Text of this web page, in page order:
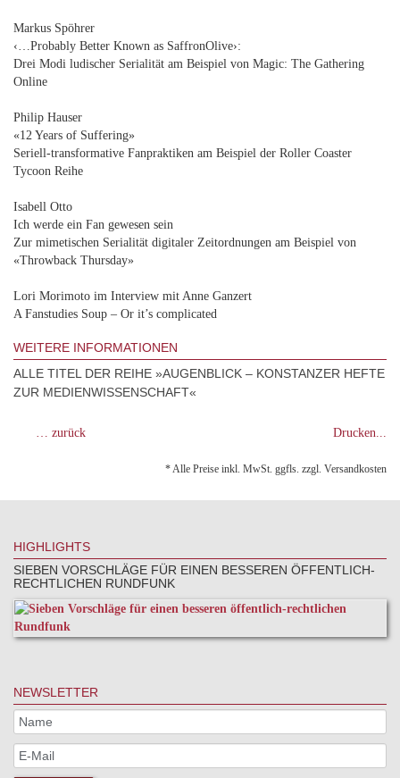
Markus Spöhrer
‹…Probably Better Known as SaffronOlive›:
Drei Modi ludischer Serialität am Beispiel von Magic: The Gathering
Online
Philip Hauser
«12 Years of Suffering»
Seriell-transformative Fanpraktiken am Beispiel der Roller Coaster
Tycoon Reihe
Isabell Otto
Ich werde ein Fan gewesen sein
Zur mimetischen Serialität digitaler Zeitordnungen am Beispiel von
«Throwback Thursday»
Lori Morimoto im Interview mit Anne Ganzert
A Fanstudies Soup – Or it’s complicated
WEITERE INFORMATIONEN
ALLE TITEL DER REIHE »AUGENBLICK – KONSTANZER HEFTE
ZUR MEDIENWISSENSCHAFT«
… zurück Drucken...
* Alle Preise inkl. MwSt. ggfls. zzgl. Versandkosten
HIGHLIGHTS
SIEBEN VORSCHLÄGE FÜR EINEN BESSEREN ÖFFENTLICH-
RECHTLICHEN RUNDFUNK
NEWSLETTER